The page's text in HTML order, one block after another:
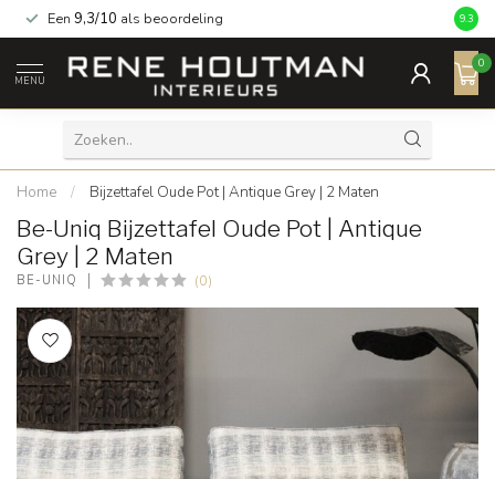
Een 9,3/10 als beoordeling 9.3
MENU
0
Home / Bijzettafel Oude Pot | Antique Grey | 2 Maten
Be-Uniq Bijzettafel Oude Pot | Antique
Grey | 2 Maten
BE-UNIQ (0)